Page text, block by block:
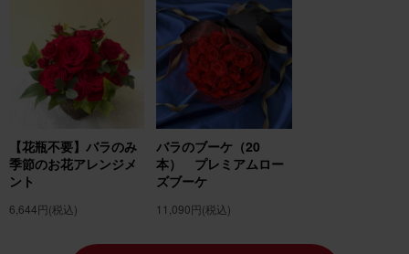
【花瓶不要】バラのみ
季節のお花アレンジメ
ント
6,644円(税込)
バラのブーケ（20
本） プレミアムロー
ズブーケ
11,090円(税込)